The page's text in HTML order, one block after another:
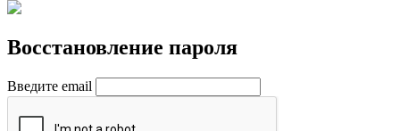
Восстановление пароля
Введите email